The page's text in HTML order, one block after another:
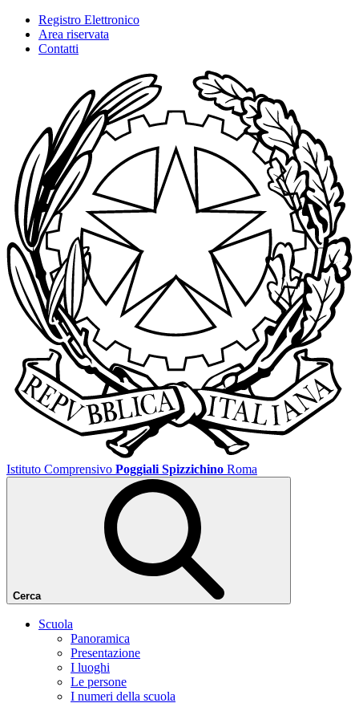
Registro Elettronico
Area riservata
Contatti
Istituto Comprensivo Poggiali Spizzichino Roma
Cerca
Scuola
Panoramica
Presentazione
I luoghi
Le persone
I numeri della scuola